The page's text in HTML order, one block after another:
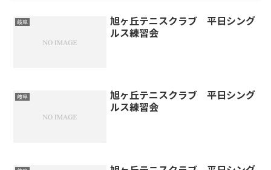
岐阜
旭ヶ丘テニスクラブ 平日シング
ルス練習会
岐阜
旭ヶ丘テニスクラブ 平日シング
ルス練習会